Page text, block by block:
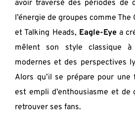
avoir traversé des périodes de
l’énergie de groupes comme The
et Talking Heads, Eagle-Eye a
mêlent son style classique à
modernes et des perspectives
Alors qu’il se prépare pour une
est empli d’enthousiasme et de
retrouver ses fans.